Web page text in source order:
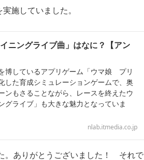
施していました。
ニングライブ曲」はなに？【アン
博しているアプリゲーム「ウマ娘 プリ
した育成シミュレーションゲームで、奥
ンもさることながら、レースを終えたウ
グライブ」も大きな魅力となっていま
nlab.itmedia.co.jp
。ありがとうございました！ それで